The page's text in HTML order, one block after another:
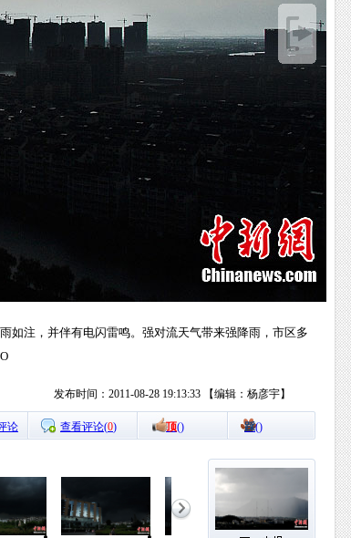
如注，并伴有电闪雷鸣。强对流天气带来强降雨，市区多
发布时间：2011-08-28 19:13:33 【编辑：杨彦宇】
论 查看评论(0) 顶() 踩()